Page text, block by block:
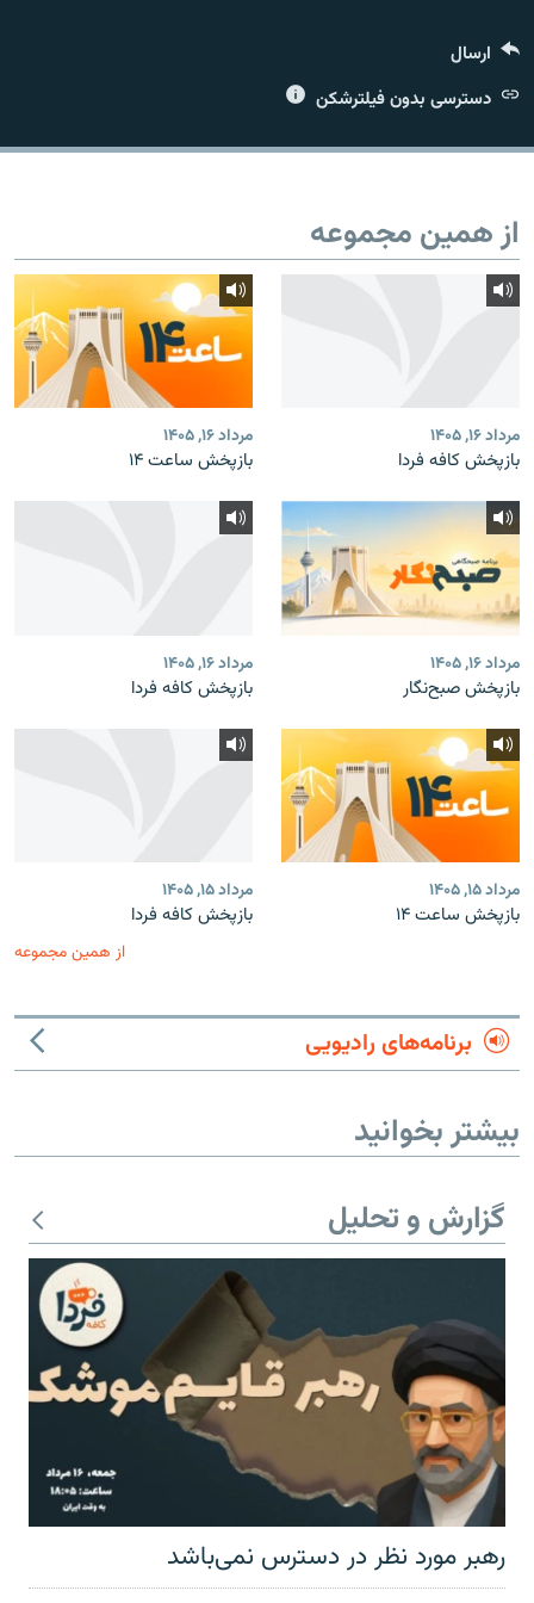
زبان‌های دیگر
ارسال
دسترسی بدون فیلترشکن
از همین مجموعه
مرداد ۱۶, ۱۴۰۵
بازپخش کافه فردا
مرداد ۱۶, ۱۴۰۵
بازپخش ساعت ۱۴
مرداد ۱۶, ۱۴۰۵
بازپخش صبح‌نگار
مرداد ۱۶, ۱۴۰۵
بازپخش کافه فردا
مرداد ۱۵, ۱۴۰۵
بازپخش ساعت ۱۴
مرداد ۱۵, ۱۴۰۵
بازپخش کافه فردا
از همین مجموعه
برنامه‌های رادیویی
بیشتر بخوانید
گزارش و تحلیل
رهبر مورد نظر در دسترس نمی‌باشد